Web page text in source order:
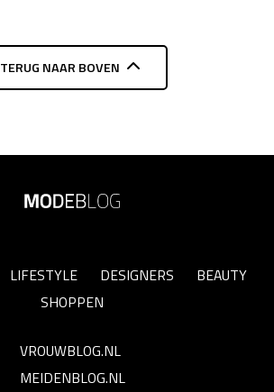
TERUG NAAR BOVEN
LIFESTYLE DESIGNERS
BEAUTY
SHOPPEN
VROUWBLOG.NL
MEIDENBLOG.NL